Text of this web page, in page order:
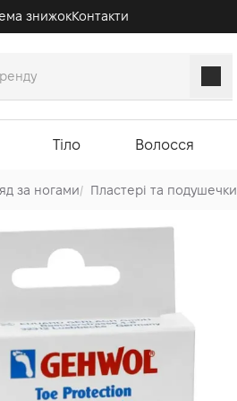
знижокКонтакти
Тіло Волосся
за ногами/ Пластері та подушечки